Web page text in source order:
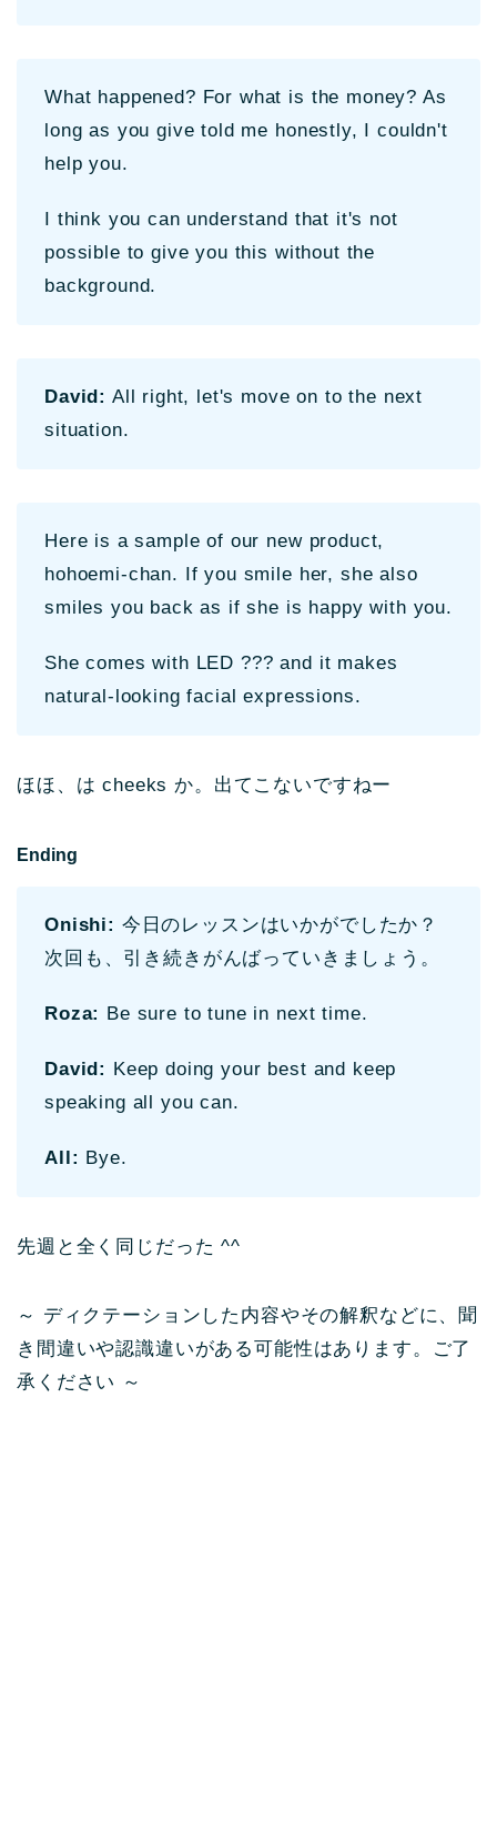
What happened? For what is the money? As
long as you give told me honestly, I couldn't
help you.
I think you can understand that it's not
possible to give you this without the
background.
David: All right, let's move on to the next
situation.
Here is a sample of our new product,
hohoemi-chan. If you smile her, she also
smiles you back as if she is happy with you.
She comes with LED ??? and it makes
natural-looking facial expressions.
ほほ、は cheeks か。出てこないですねー
Ending
Onishi: 今日のレッスンはいかがでしたか？
次回も、引き続きがんばっていきましょう。
Roza: Be sure to tune in next time.
David:
Keep doing your best and keep
speaking all you can.
All: Bye.
先週と全く同じだった ^^
～ ディクテーションした内容やその解釈などに、聞
き間違いや認識違いがある可能性はあります。ご了
承ください ～